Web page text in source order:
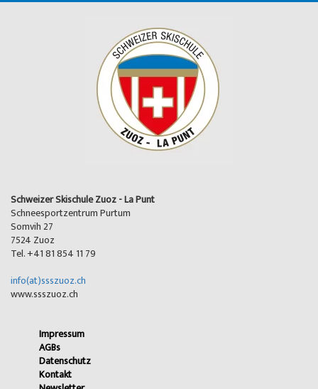
Schweizer Skischule Zuoz - La Punt
Schneesportzentrum Purtum
Somvih 27
7524 Zuoz
Tel. +41 81 854 11 79
info(at)ssszuoz.ch
www.ssszuoz.ch
Impressum
AGBs
Datenschutz
Kontakt